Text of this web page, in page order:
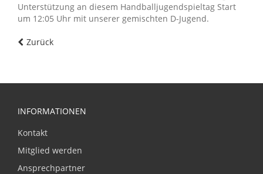
Unterstützung an diesem Handballjugendspieltag Start
um 12:05 Uhr mit unserer gemischten D-Jugend.
Zurück
INFORMATIONEN
Kontakt
Mitglied werden
Ansprechpartner